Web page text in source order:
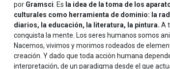
por Gramsci . Es la idea de la toma de los
culturales como herramienta de dominio: la
diarios, la educación, la literatura, la pintura. A
conquista la mente. Los seres humanos somos
Nacemos, vivimos y morimos rodeados de
creación. Y dado que toda acción humana
interpretación, de un paradigma desde el que